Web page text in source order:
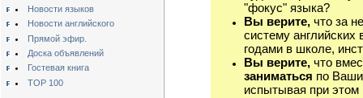
Новости языков
Новости английского
Прямой эфир.
Доска объявлений
Гостевая книга
TOP 100
"фокус" языка?
Вы верите, что за
систему
годами в школе,
Вы верите, что
заниматься по
испытывая при этом